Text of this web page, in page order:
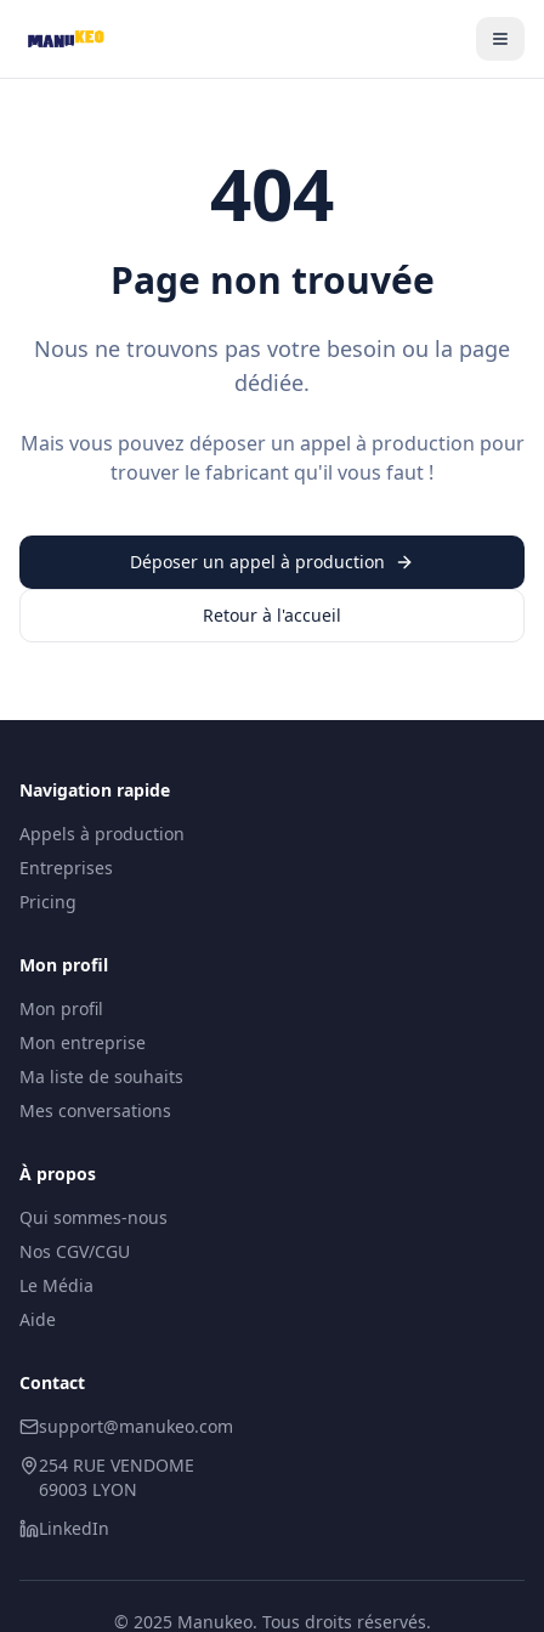
404
Page non trouvée
Nous ne trouvons pas votre besoin ou la page
dédiée.
Mais vous pouvez déposer un appel à production pour
trouver le fabricant qu'il vous faut !
Déposer un appel à production
Retour à l'accueil
Navigation rapide
Appels à production
Entreprises
Pricing
Mon profil
Mon profil
Mon entreprise
Ma liste de souhaits
Mes conversations
À propos
Qui sommes-nous
Nos CGV/CGU
Le Média
Aide
Contact
support@manukeo.com
254 RUE VENDOME
69003 LYON
LinkedIn
© 2025 Manukeo. Tous droits réservés.